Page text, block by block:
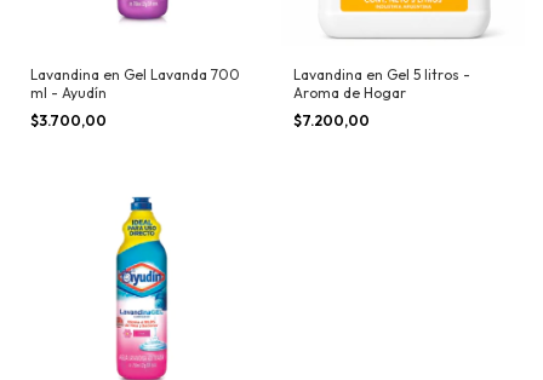
Lavandina en Gel Lavanda 700
ml - Ayudín
$3.700,00
Lavandina en Gel 5 litros -
Aroma de Hogar
$7.200,00